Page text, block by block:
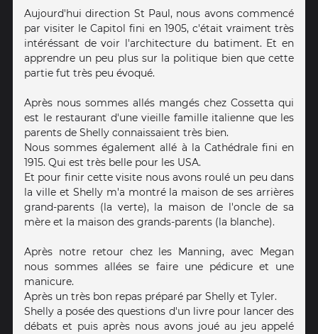
Aujourd'hui direction St Paul, nous avons commencé
par visiter le Capitol fini en 1905, c'était vraiment très
intéréssant de voir l'architecture du batiment. Et en
apprendre un peu plus sur la politique bien que cette
partie fut très peu évoqué.
Après nous sommes allés mangés chez Cossetta qui
est le restaurant d'une vieille famille italienne que les
parents de Shelly connaissaient très bien.
Nous sommes également allé à la Cathédrale fini en
1915. Qui est très belle pour les USA.
Et pour finir cette visite nous avons roulé un peu dans
la ville et Shelly m'a montré la maison de ses arrières
grand-parents (la verte), la maison de l'oncle de sa
mère et la maison des grands-parents (la blanche).
Après notre retour chez les Manning, avec Megan
nous sommes allées se faire une pédicure et une
manicure.
Après un très bon repas préparé par Shelly et Tyler.
Shelly a posée des questions d'un livre pour lancer des
débats et puis après nous avons joué au jeu appelé